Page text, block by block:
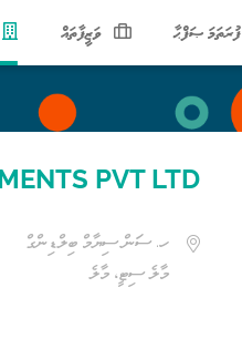
ފުރަތަމަ ޞަފްޙާ ވަޒީފާތައް
PVT LTD
ހ. ސަން ސިޔާމް ބިލްޑިންގް
މާލެ ސިޓީ، މާލެ